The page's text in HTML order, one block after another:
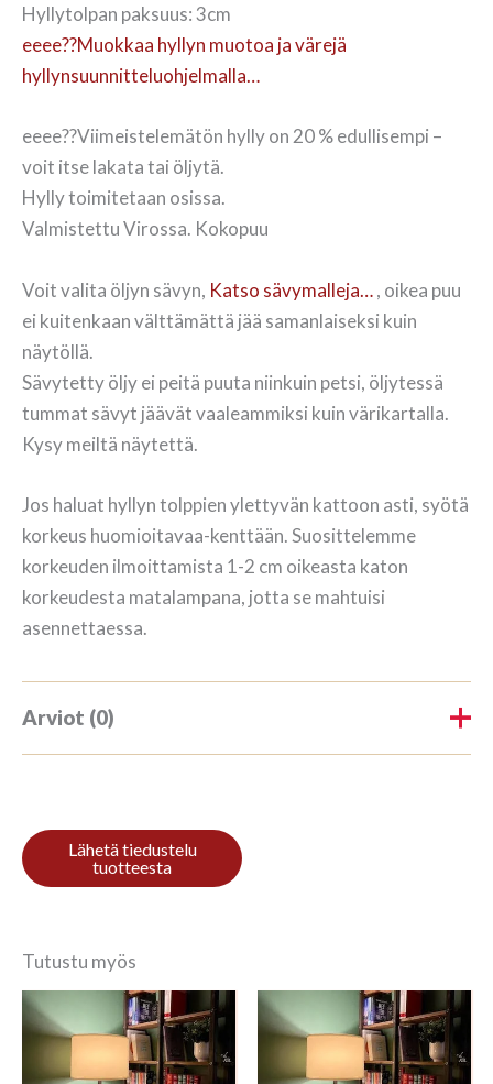
Hyllytolpan paksuus: 3cm
eeee??Muokkaa hyllyn muotoa ja värejä
hyllynsuunnitteluohjelmalla…
eeee??Viimeistelemätön hylly on 20 % edullisempi –
voit itse lakata tai öljytä.
Hylly toimitetaan osissa.
Valmistettu Virossa. Kokopuu
Voit valita öljyn sävyn, Katso sävymalleja…, oikea puu
ei kuitenkaan välttämättä jää samanlaiseksi kuin
näytöllä.
Sävytetty öljy ei peitä puuta niinkuin petsi, öljytessä
tummat sävyt jäävät vaaleammiksi kuin värikartalla.
Kysy meiltä näytettä.
Jos haluat hyllyn tolppien ylettyvän kattoon asti, syötä
korkeus huomioitavaa-kenttään. Suosittelemme
korkeuden ilmoittamista 1-2 cm oikeasta katon
korkeudesta matalampana, jotta se mahtuisi
asennettaessa.
Arviot (0)
Kirjoita ensimmäinen arvio
Sinun on
kirjoittaa arvioinnin.
Tutustu myös